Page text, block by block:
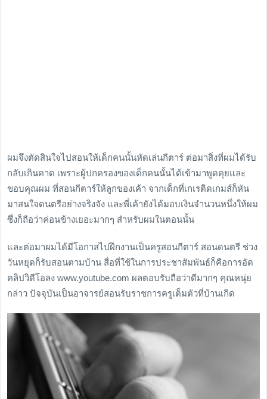
ผมจึงตัดสินใจไปสอนให้เด็กคนนั้นหัดเล่นกีตาร์ ต่อมาสิ่งที่ผมได้รับ
กลับเกินคาด เพราะผู้ปกครองของเด็กคนนั้นได้เข้ามาพูดคุยและ
ขอบคุณผม ที่สอนกีตาร์ให้ลูกของเค้า จากเด็กที่เกเรติดเกมส์ก็หัน
มาสนใจดนตรีอย่างจริงจัง และพี่เค้ายังได้มอบเงินจำนวนหนึ่งให้ผม
ซึ่งก็ถือว่าค่อนข้างเยอะมากๆ สำหรับผมในตอนนั้น
และต่อมาผมได้มีโอกาสไปฝึกงานเป็นครูสอนกีตาร์ สอนดนตรี ช่วง
วันหยุดก็รับสอนตามบ้าน สื่อที่ใช้ในการประชาสัมพันธ์ก็คือการอัด
คลิปวิดีโอลง www.youtube.com ผลตอบรับถือว่าดีมากๆ คุณหนุ่ย
กล่าว ปัจจุบันเป็นอาจารย์สอนรับราชการครูเต็มตัวที่บ้านเกิด